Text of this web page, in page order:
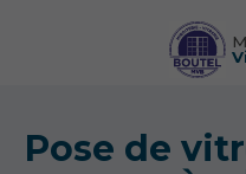
Pose de